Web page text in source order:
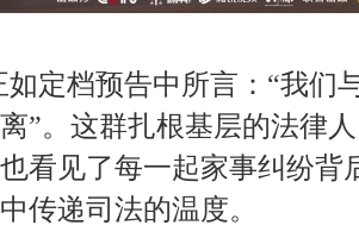
如定档预告中所言：“我们
”。这群扎根基层的法律
看见了每一起家事纠纷背
传递司法的温度。